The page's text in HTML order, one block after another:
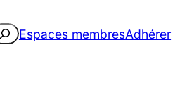
Espaces membresAdhérer